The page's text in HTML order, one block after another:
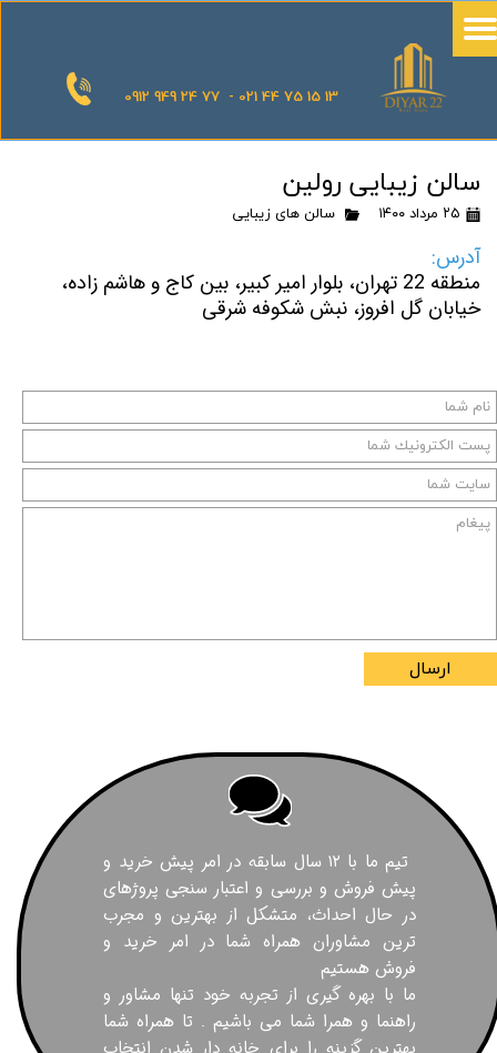
0912 949 24 77 - 021 44 75 15 13
سالن زیبایی رولین
۲۵ مرداد ۱۴۰۰ سالن های زیبایی
آدرس:
منطقه 22 تهران، بلوار امیر کبیر، بین کاج و هاشم زاده،
خیابان گل افروز، نبش شکوفه شرقی
ارسال
تیم ما با ۱۲ سال سابقه در امر پیش خرید و
پیش فروش و بررسی و اعتبار سنجی پروژهای
در حال احداث، متشکل از بهترین و مجرب
ترین مشاوران همراه شما در امر خرید و
فروش هستیم
ما با بهره گیری از تجربه خود تنها مشاور و
راهنما و همرا شما می باشیم . تا همراه شما